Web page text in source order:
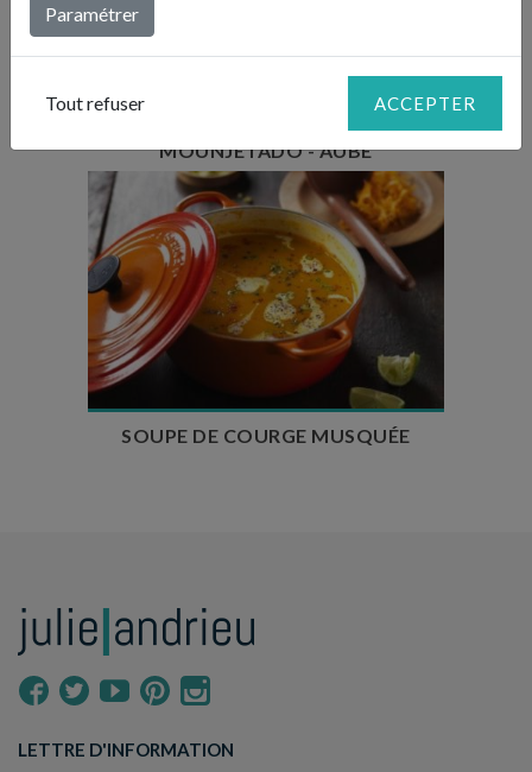
Nombre de couverts : 12
MOUNJETADO - AUBE
Temps de préparation : 10 min
Temps de cuisson : 30 min
Nombre de couverts : 4
SOUPE DE COURGE MUSQUÉE
LETTRE D'INFORMATION
Paramétrer
Tout refuser ACCEPTER